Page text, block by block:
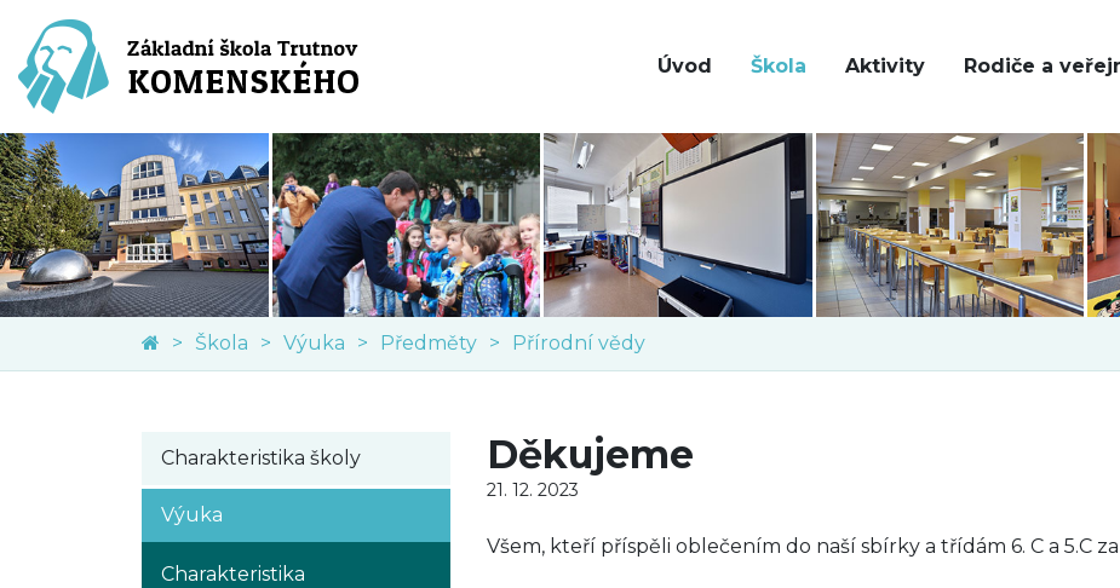
Úvod Škola Aktivity Rodiče a
Škola Výuka Předměty Přírodní vědy
Charakteristika školy
Výuka
Charakteristika
Děkujeme
21. 12. 2023
Všem, kteří příspěli oblečením do naší sbírky a třídám 6. C a 5.C